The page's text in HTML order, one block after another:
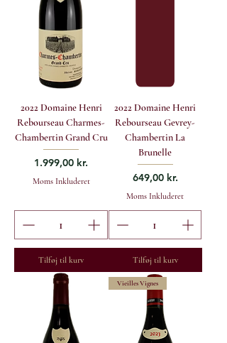
2022 Domaine Henri
Rebourseau Charmes-
Chambertin Grand Cru
Pris
1.999,00 kr.
Moms Inkluderet
Tilføj til kurv
2022 Domaine Henri
Rebourseau Gevrey-
Chambertin La
Brunelle
Pris
649,00 kr.
Moms Inkluderet
Tilføj til kurv
Vieilles Vignes